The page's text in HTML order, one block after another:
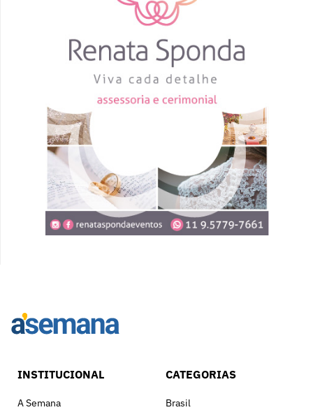
INSTITUCIONAL
A Semana
CATEGORIAS
Brasil